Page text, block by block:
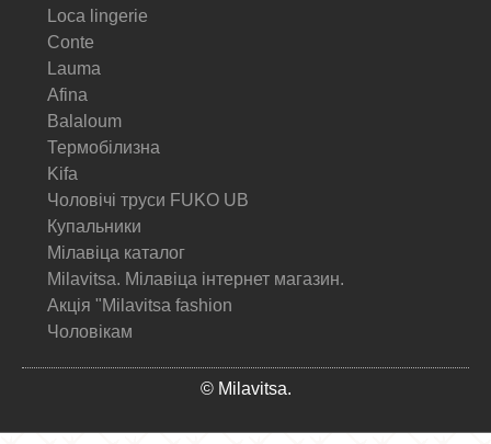
Loca lingerie
Conte
Lauma
Afina
Balaloum
Термобілизна
Kifa
Чоловічі труси FUKO UB
Купальники
Мілавіца каталог
Milavitsa. Мілавіца інтернет магазин.
Акція "Milavitsa fashion
Чоловікам
© Milavitsa.